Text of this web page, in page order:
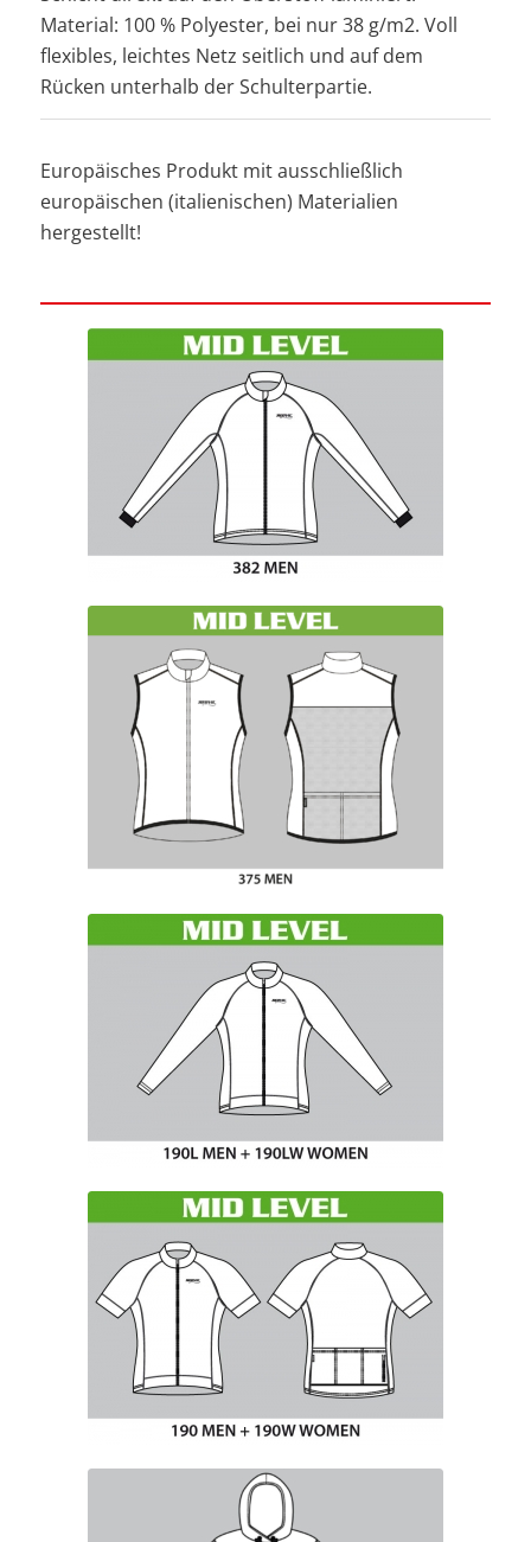
Material: 100 % Polyester, bei nur 38 g/m2. Voll
flexibles, leichtes Netz seitlich und auf dem
Rücken unterhalb der Schulterpartie.
Europäisches Produkt mit ausschließlich
europäischen (italienischen) Materialien
hergestellt!